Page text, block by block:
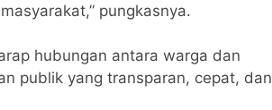
pungkasnya.
hubungan antara warga dan
publik yang transparan, cepat, dan